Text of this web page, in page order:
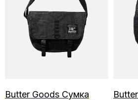
Butter Goods Сумка